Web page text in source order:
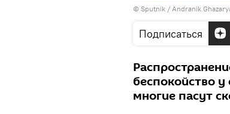
© Sputnik / Andranik
Подписаться
беспокойство
многие пасут